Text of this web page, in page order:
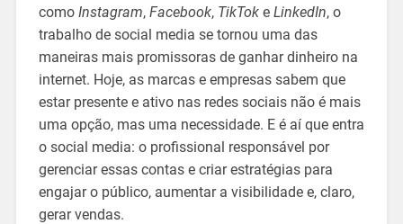
como Instagram, Facebook, TikToke LinkedIn, o
trabalho de social media se tornou uma das
maneiras mais promissoras de ganhar dinheiro na
internet. Hoje, as marcas e empresas sabem que
estar presente e ativo nas redes sociais não é mais
uma opção, mas uma necessidade. E é aí que entra
o social media: o profissional responsável por
gerenciar essas contas e criar estratégias para
engajar o público, aumentar a visibilidade e, claro,
gerar vendas.